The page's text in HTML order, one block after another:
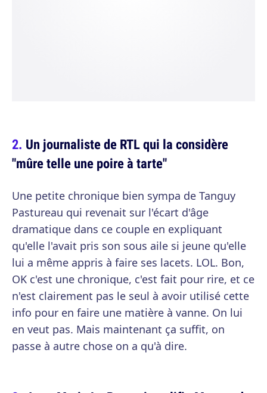
Un journaliste de RTL qui la considère
"mûre telle une poire à tarte"
Une petite chronique bien sympa de Tanguy
Pastureau qui revenait sur l'écart d'âge
dramatique dans ce couple en expliquant
qu'elle l'avait pris son sous aile si jeune qu'elle
lui a même appris à faire ses lacets. LOL. Bon,
OK c'est une chronique, c'est fait pour rire, et ce
n'est clairement pas le seul à avoir utilisé cette
info pour en faire une matière à vanne. On lui
en veut pas. Mais maintenant ça suffit, on
passe à autre chose on a qu'à dire.